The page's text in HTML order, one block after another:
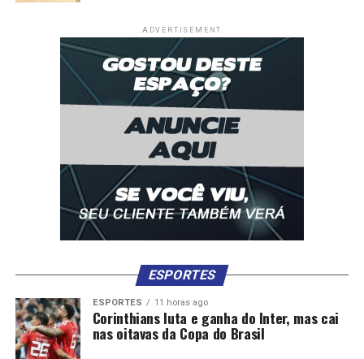
ADVERTISEMENT
ESPORTES
ESPORTES 11 horas ago
Corinthians luta e ganha do Inter, mas cai
nas oitavas da Copa do Brasil